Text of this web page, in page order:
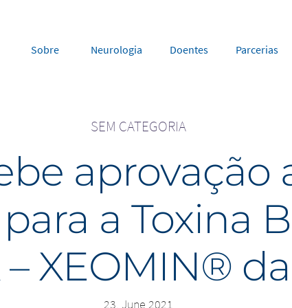
NL FR
Portugal
Russia
Switzerland
FR
UK and Ireland
Middle East
Saudi Arabia
Sobre Neurologia Doentes Parcerias
SEM CATEGORIA
aprovação
a Toxina
XEOMIN®
23. June 2021